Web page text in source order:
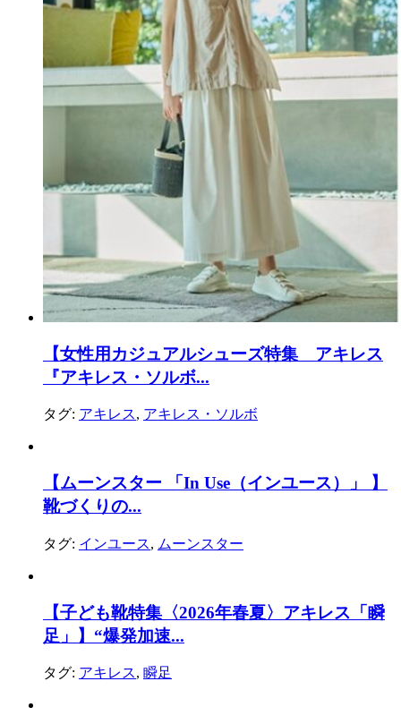
【女性用カジュアルシューズ特集 アキレス
『アキレス・ソルボ...
タグ: アキレス, アキレス・ソルボ
【ムーンスター 「In Use（インユース）」 】
靴づくりの...
タグ: インユース, ムーンスター
【子ども靴特集〈2026年春夏〉アキレス「瞬
足」】“爆発加速...
タグ: アキレス, 瞬足